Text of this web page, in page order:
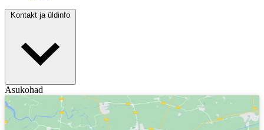
Kontakt ja üldinfo
Asukohad